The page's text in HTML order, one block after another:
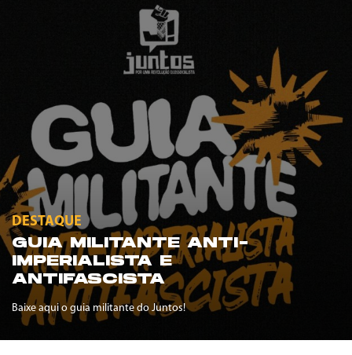
DESTAQUE
GUIA MILITANTE ANTI-
IMPERIALISTA E
ANTIFASCISTA
Baixe aqui o guia militante do Juntos!